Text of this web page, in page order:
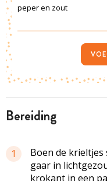
bereiding
1
Boen de krieltjes
gaar in
krokant in een
peper en zout